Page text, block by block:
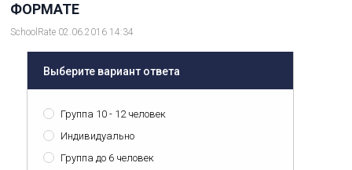
ФОРМАТЕ
SchoolRate 02.06.2016 14:34
Выберите вариант ответа
Группа 10 - 12 человек
Индивидуально
Группа до 6 человек